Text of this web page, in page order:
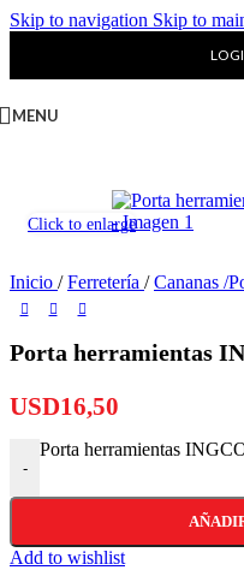
Skip to navigation Skip to
MENU
Click to enlarge
Inicio / Ferretería / Cananas /
Porta herramientas
USD16,50
-
Porta herramientas
Add to wishlist